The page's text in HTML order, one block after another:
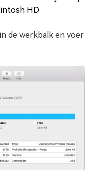
HD
de werkbalk en voer